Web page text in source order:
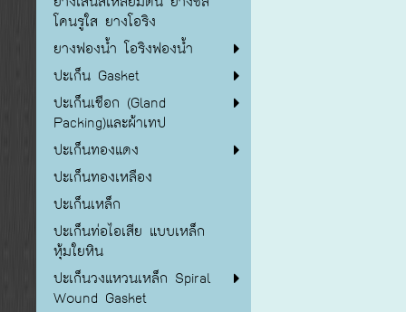
โคนรูใส ยางโอริง
ยางฟองน้ำ โอริงฟองน้ำ
ปะเก็น Gasket
ปะเก็นเชือก (Gland
Packing)และผ้าเทป
ปะเก็นทองแดง
ปะเก็นทองเหลือง
ปะเก็นเหล็ก
ปะเก็นท่อไอเสีย แบบเหล็ก
หุ้มใยหิน
ปะเก็นวงแหวนเหล็ก Spiral
Wound Gasket